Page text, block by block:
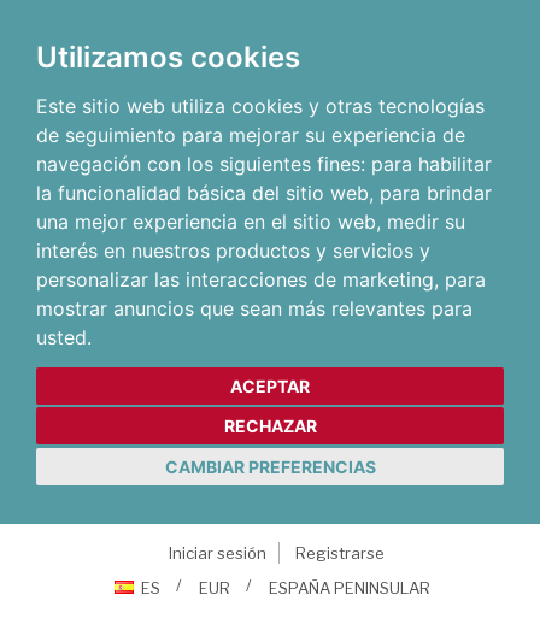
Utilizamos cookies
Este sitio web utiliza cookies y otras tecnologías
de seguimiento para mejorar su experiencia de
navegación con los siguientes fines: para habilitar
la funcionalidad básica del sitio web, para brindar
una mejor experiencia en el sitio web, medir su
interés en nuestros productos y servicios y
personalizar las interacciones de marketing, para
mostrar anuncios que sean más relevantes para
usted.
ACEPTAR
RECHAZAR
CAMBIAR PREFERENCIAS
Iniciar sesión
Registrarse
ES
EUR ESPAÑA PENINSULAR